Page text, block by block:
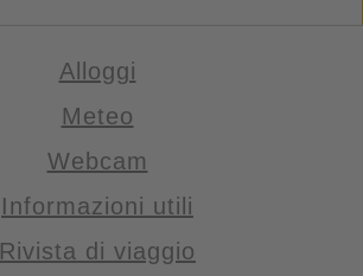
Alloggi
Meteo
Webcam
Informazioni utili
Rivista di viaggio